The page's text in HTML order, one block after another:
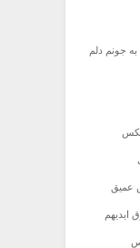
جونم دلم
عمیق
ایدیهم